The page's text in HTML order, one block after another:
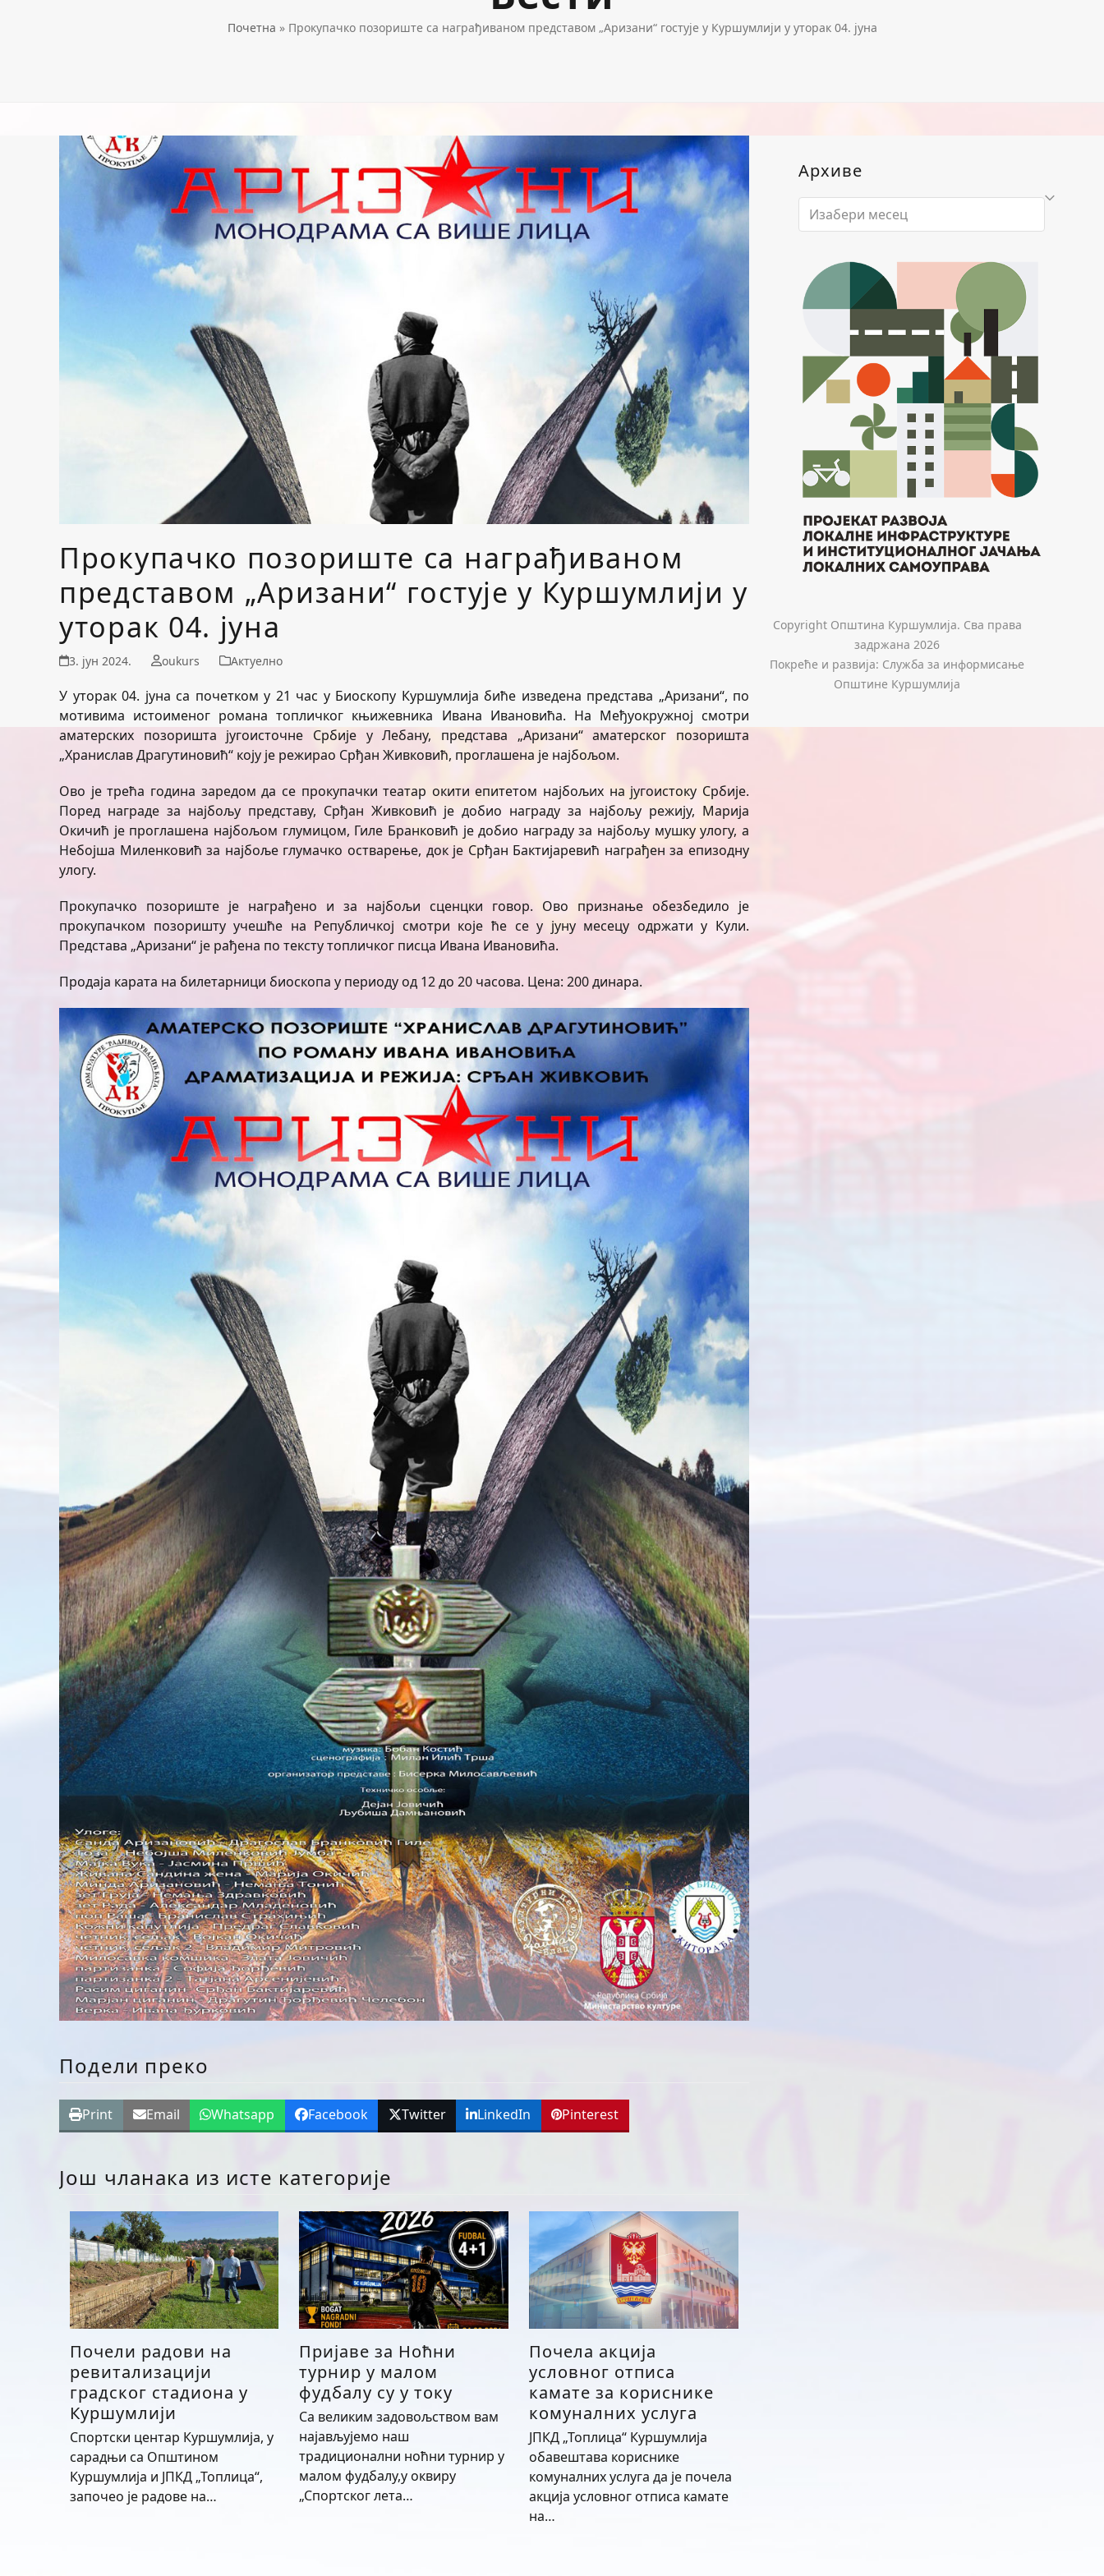
Почетна » Прокупачко позориште са награђиваном представом „Аризани“ гостује у Куршумлији у уторак 04. јуна
Прокупачко позориште са награђиваном
представом „Аризани“ гостује у Куршумлији у
уторак 04. јуна
3. јун 2024. oukurs Актуелно
У уторак 04. јуна са почетком у 21 час у Биоскопу Куршумлија биће изведена представа „Аризани“, по
мотивима истоименог романа топличког књижевника Ивана Ивановића. На Међуокружној смотри
аматерских позоришта југоисточне Србије у Лебану, представа „Аризани“ аматерског позоришта
„Хранислав Драгутиновић“ коју је режирао Срђан Живковић, проглашена је најбољом.
Ово је трећа година заредом да се прокупачки театар окити епитетом најбољих на југоистоку Србије.
Поред награде за најбољу представу, Срђан Живковић је добио награду за најбољу режију, Марија
Окичић је проглашена најбољом глумицом, Гиле Бранковић је добио награду за најбољу мушку улогу, а
Небојша Миленковић за најбоље глумачко остварење, док је Срђан Бактијаревић награђен за епизодну
улогу.
Прокупачко позориште је награђено и за најбољи сценцки говор. Ово признање обезбедило је
прокупачком позоришту учешће на Републичкој смотри које ће се у јуну месецу одржати у Кули.
Представа „Аризани“ је рађена по тексту топличког писца Ивана Ивановића.
Продаја карата на билетарници биоскопа у периоду од 12 до 20 часова. Цена: 200 динара.
Подели преко
Print Email Whatsapp Facebook Twitter LinkedIn Pinterest
Још чланака из исте категорије
Почели радови на
ревитализацији
градског стадиона у
Куршумлији
Спортски центар Куршумлија, у
сарадњи са Општином
Куршумлија и ЈПКД „Топлица“,
започео је радове на…
Пријаве за Ноћни
турнир у малом
фудбалу су у току
Са великим задовољством вам
најављујемо наш
традиционални ноћни турнир у
малом фудбалу,у оквиру
„Спортског лета…
Почела акција
условног отписа
камате за кориснике
комуналних услуга
ЈПКД „Топлица“ Куршумлија
обавештава кориснике
комуналних услуга да је почела
акција условног отписа камате
на…
Архиве
Архиве
Copyright Општина Куршумлија. Сва права
задржана 2026
Покреће и развија: Служба за информисање
Општине Куршумлија